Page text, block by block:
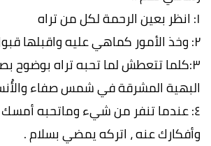
١: انظر بعين الرحمة لكل من تراه
٢: وخذ الأمور كماهي عليه واقبلها قبول تام
٣:كلما تتعطش لما تحبه تراه بوضوح
البهية المشرقة في شمس صفاء
٤: عندما تنفر من شيء وماتحبه
وأفكارك عنه ، اتركه يمضي بسلام .